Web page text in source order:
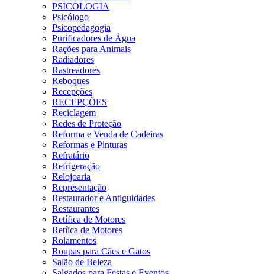
PSICOLOGIA
Psicólogo
Psicopedagogia
Purificadores de Água
Rações para Animais
Radiadores
Rastreadores
Reboques
Recepções
RECEPÇÕES
Reciclagem
Redes de Proteção
Reforma e Venda de Cadeiras
Reformas e Pinturas
Refratário
Refrigeração
Relojoaria
Representação
Restaurador e Antiguidades
Restaurantes
Retífica de Motores
Retíica de Motores
Rolamentos
Roupas para Cães e Gatos
Salão de Beleza